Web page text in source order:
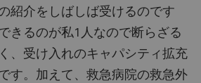
紹介をしばしば受けるのです
きるのが私1人なので断らざる
、受け入れのキャパシティ拡充
す。加えて、救急病院の救急外